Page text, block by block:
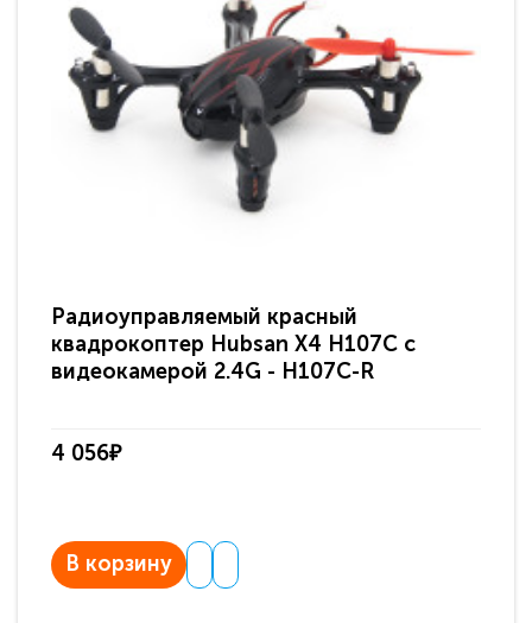
Радиоуправляемый красный
квадрокоптер Hubsan X4 H107C c
видеокамерой 2.4G - H107C-R
4 056₽
В корзину